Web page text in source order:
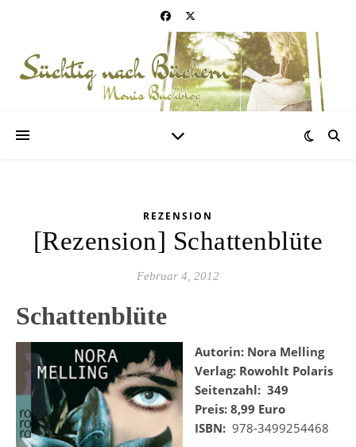
REZENSION
[Rezension] Schattenblüte
Februar 4, 2012
Schattenblüte
Autorin: Nora Melling
Verlag: Rowohlt Polaris
Seitenzahl: 349
Preis: 8,99 Euro
ISBN: 978-3499254468